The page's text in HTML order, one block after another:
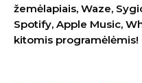
žemėlapiais, Waze,
Spotify, Apple Music,
kitomis programėlėmis!